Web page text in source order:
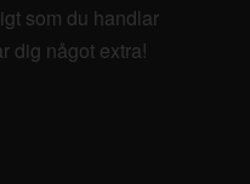
som du handlar
dig något extra!